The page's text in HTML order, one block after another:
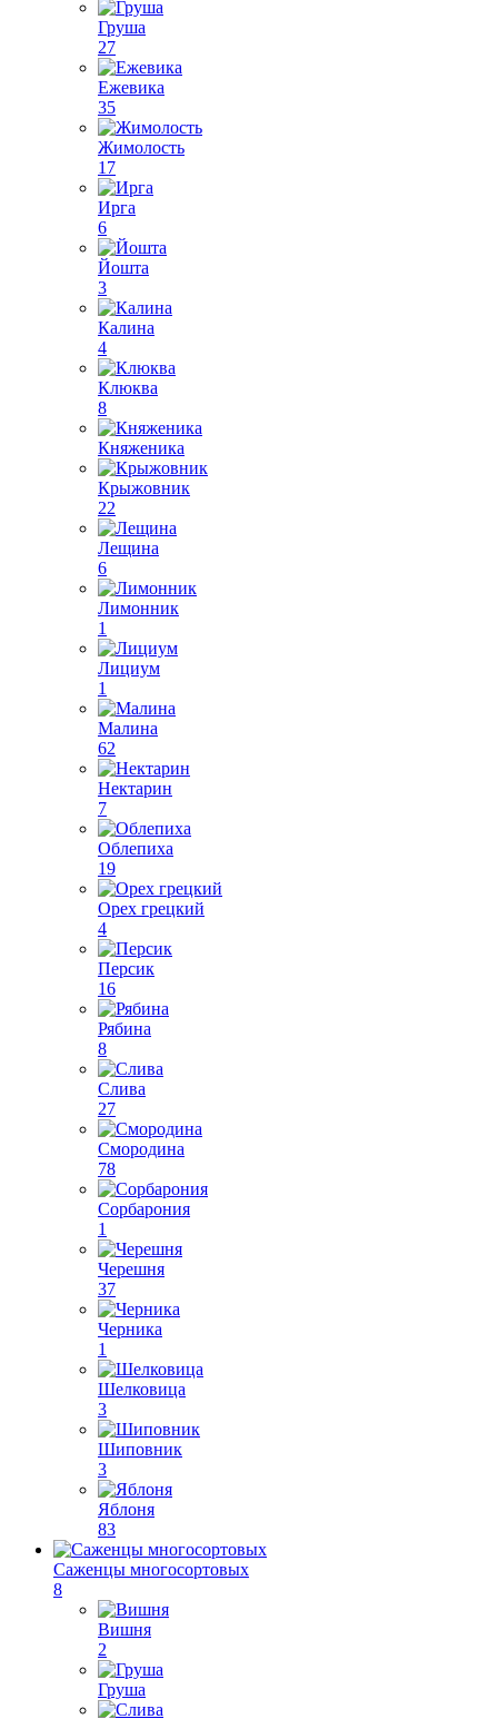
Груша
27
Ежевика
35
Жимолость
17
Ирга
6
Йошта
3
Калина
4
Клюква
8
Княженика
Крыжовник
22
Лещина
6
Лимонник
1
Лициум
1
Малина
62
Нектарин
7
Облепиха
19
Орех грецкий
4
Персик
16
Рябина
8
Слива
27
Смородина
78
Сорбарония
1
Черешня
37
Черника
1
Шелковица
3
Шиповник
3
Яблоня
83
Саженцы многосортовых
8
Вишня
2
Груша